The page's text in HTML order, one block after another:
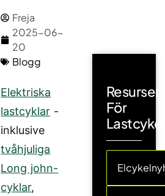
Freja
2025-06-
20
Blogg
Elektriska
lastcyklar -
inklusive
tvåhjuliga
Long john-
cyklar,
Resurser
För
Lastcykel